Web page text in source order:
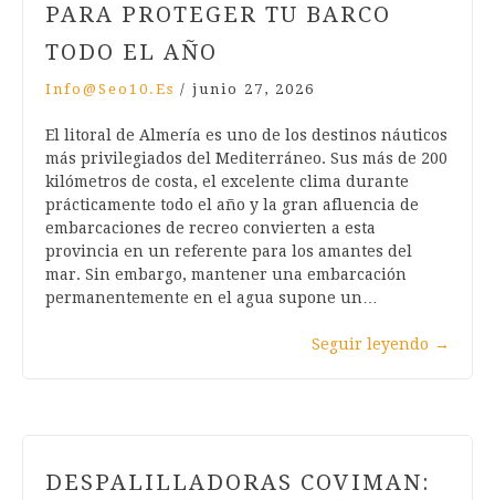
PARA PROTEGER TU BARCO
TODO EL AÑO
Info@seo10.es / junio 27, 2026
El litoral de Almería es uno de los destinos náuticos
más privilegiados del Mediterráneo. Sus más de 200
kilómetros de costa, el excelente clima durante
prácticamente todo el año y la gran afluencia de
embarcaciones de recreo convierten a esta
provincia en un referente para los amantes del
mar. Sin embargo, mantener una embarcación
permanentemente en el agua supone un…
Seguir leyendo →
DESPALILLADORAS COVIMAN: